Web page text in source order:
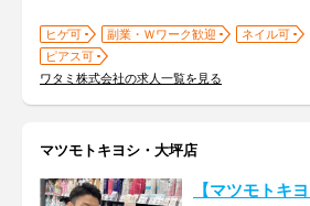
ヒゲ可 副業・Ｗワーク歓迎 ネイル可
ピアス可
ワタミ株式会社の求人一覧を見る
マツモトキヨシ・大坪店
【マツモトキ